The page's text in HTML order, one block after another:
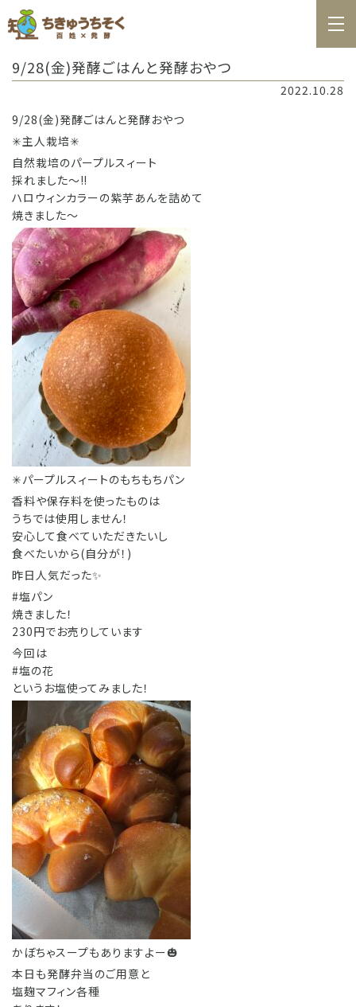
百姓日記
商品の購入
9/28(金)発酵ごはんと発酵おやつ
2022.10.28
9/28(金)発酵ごはんと発酵おやつ
✳︎主人栽培✳︎
自然栽培のパープルスィート
採れました〜‼️
ハロウィンカラーの紫芋あんを詰めて
焼きました〜
✳︎パープルスィートのもちもちパン
香料や保存料を使ったものは
うちでは使用しません！
安心して食べていただきたいし
食べたいから(自分が！)
昨日人気だった✨
#塩パン
焼きました！
230円でお売りしています
今回は
#塩の花
というお塩使ってみました！
かぼちゃスープもありますよー🎃
本日も発酵弁当のご用意と
塩麹マフィン各種